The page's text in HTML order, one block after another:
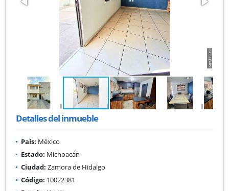
Detalles del inmueble
País: México
Estado: Michoacán
Ciudad: Zamora de Hidalgo
Código: 10022381